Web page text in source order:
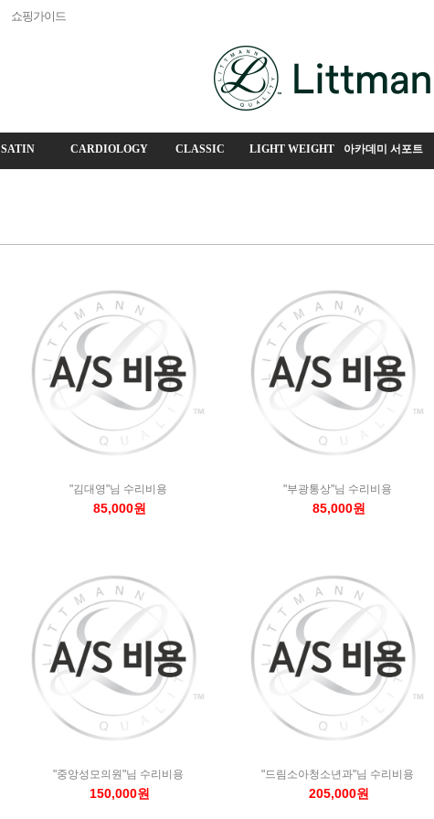
쇼핑가이드
SATIN CARDIOLOGY CLASSIC LIGHT WEIGHT 아카데미 서포트
"김대영"님 수리비용
85,000원
"부광통상"님 수리비용
85,000원
"중앙성모의원"님 수리비용
150,000원
"드림소아청소년과"님 수리비용
205,000원